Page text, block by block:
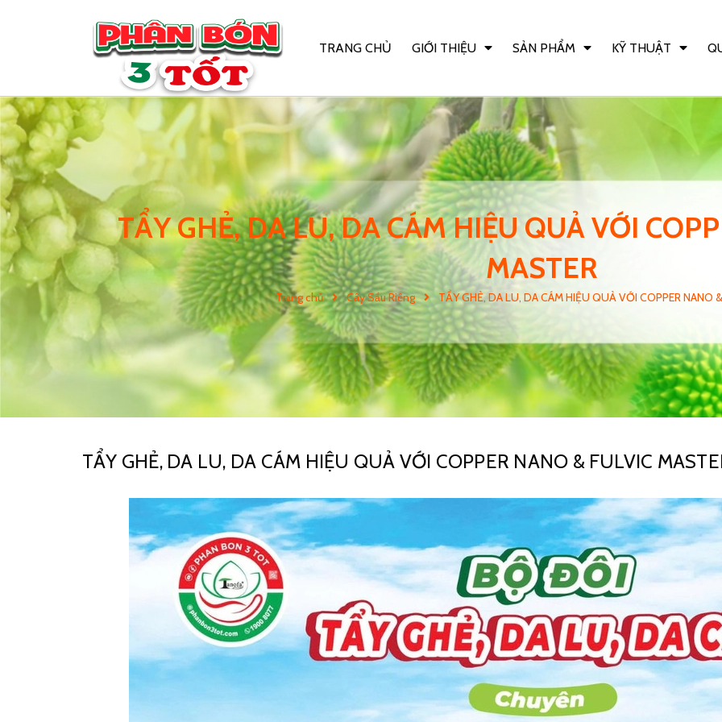
TRANG CHỦ GIỚI THIỆU SẢN PHẨM KỸ THUẬT
TẨY GHẺ, DA LU, DA CÁM HIỆU QUẢ VỚI
MASTER
Trang chủ Cây Sầu Riêng TẨY GHẺ, DA LU, DA CÁM HIỆU QUẢ VỚI COPPER NANO
TẨY GHẺ, DA LU, DA CÁM HIỆU QUẢ VỚI COPPER NANO & FULVIC